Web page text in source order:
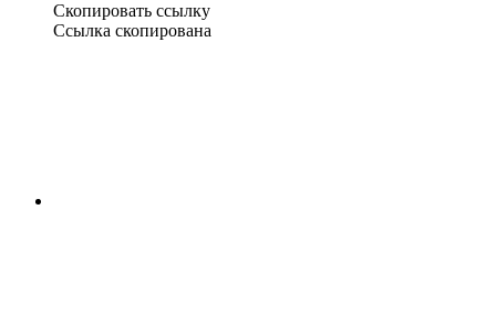
Скопировать ссылку
Ссылка скопирована